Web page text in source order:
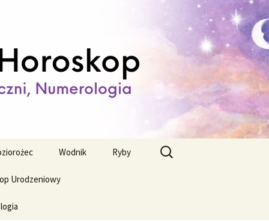
Wodnik Ryby
Urodzeniowy
Szukaj: